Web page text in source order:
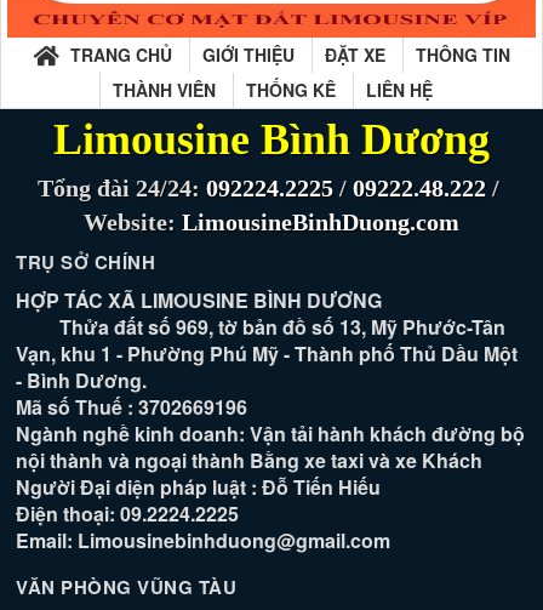
TRANG CHỦ GIỚI THIỆU ĐẶT XE
THÔNG TIN
THÀNH VIÊN
THỐNG KÊ LIÊN HỆ
Limousine Bình Dương
Tổng đài 24/24: 092224.2225 / 09222.48.222 /
Website: LimousineBinhDuong.com
TRỤ SỞ CHÍNH
HỢP TÁC XÃ LIMOUSINE BÌNH DƯƠNG
Thửa đất số 969, tờ bản đồ số 13, Mỹ Phước-Tân
Vạn, khu 1 - Phường Phú Mỹ - Thành phố Thủ Dầu Một
- Bình Dương.
Mã số Thuế : 3702669196
Ngành nghề kinh doanh: Vận tải hành khách đường bộ
nội thành và ngoại thành Bằng xe taxi và xe Khách
Người Đại diện pháp luật : Đỗ Tiến Hiếu
Điện thoại: 09.2224.2225
Email: Limousinebinhduong@gmail.com
VĂN PHÒNG VŨNG TÀU